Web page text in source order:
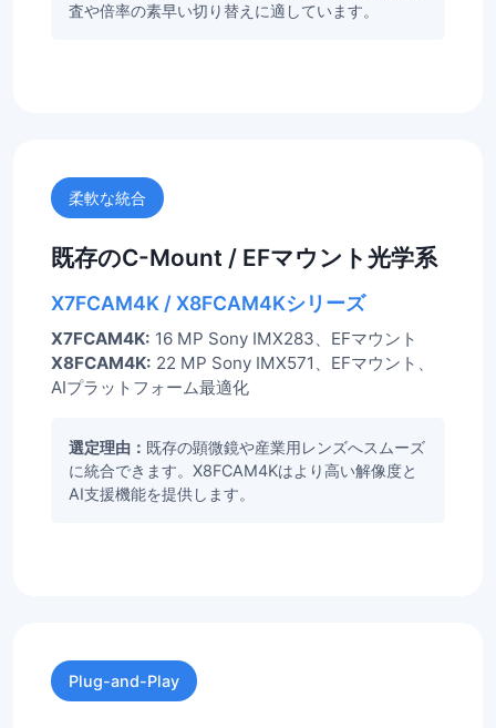
査や倍率の素早い切り替えに適しています。
柔軟な統合
既存のC-Mount / EFマウント光学系
X7FCAM4K / X8FCAM4Kシリーズ
X7FCAM4K: 16 MP Sony IMX283、EFマウント
X8FCAM4K: 22 MP Sony IMX571、EFマウント、
AIプラットフォーム最適化
選定理由： 既存の顕微鏡や産業用レンズへスムーズ
に統合できます。X8FCAM4Kはより高い解像度と
AI支援機能を提供します。
Plug-and-Play